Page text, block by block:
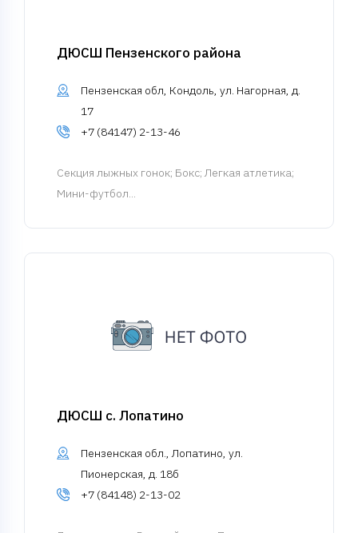
ДЮСШ Пензенского района
Пензенская обл, Кондоль, ул. Нагорная, д.
17
+7 (84147) 2-13-46
Cекция лыжных гонок; Бокс; Легкая атлетика;
Мини-футбол...
ДЮСШ с. Лопатино
Пензенская обл., Лопатино, ул.
Пионерская, д. 18б
+7 (84148) 2-13-02